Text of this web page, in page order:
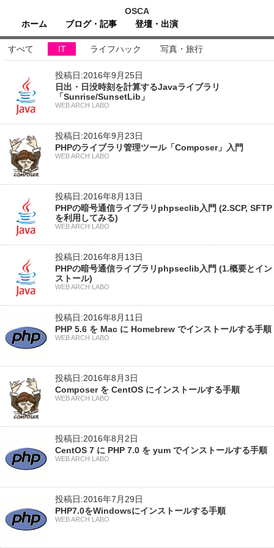
OSCA
ホーム
ブログ・記事 登壇・出演
すべて IT ライフハック 写真・旅行
投稿日:2016年9月25日
日出・日没時刻を計算するJavaライブラリ
「Sunrise/SunsetLib」
WEB ARCH LABO
投稿日:2016年9月23日
PHPのライブラリ管理ツール「Composer」入門
WEB ARCH LABO
投稿日:2016年8月13日
PHPの暗号通信ライブラリphpseclib入門 (2.SCP, SFTP
を利用してみる)
WEB ARCH LABO
投稿日:2016年8月13日
PHPの暗号通信ライブラリphpseclib入門 (1.概要とイン
ストール)
WEB ARCH LABO
投稿日:2016年8月11日
PHP 5.6 を Mac に Homebrew でインストールする手順
WEB ARCH LABO
投稿日:2016年8月3日
Composer を CentOS にインストールする手順
WEB ARCH LABO
投稿日:2016年8月2日
CentOS 7 に PHP 7.0 を yum でインストールする手順
WEB ARCH LABO
投稿日:2016年7月29日
PHP7.0をWindowsにインストールする手順
WEB ARCH LABO